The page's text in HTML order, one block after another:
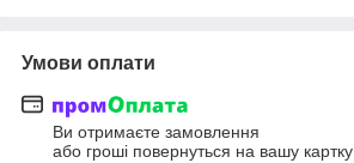
Умови оплати
Ви отримаєте замовлення
або гроші повернуться на вашу картку